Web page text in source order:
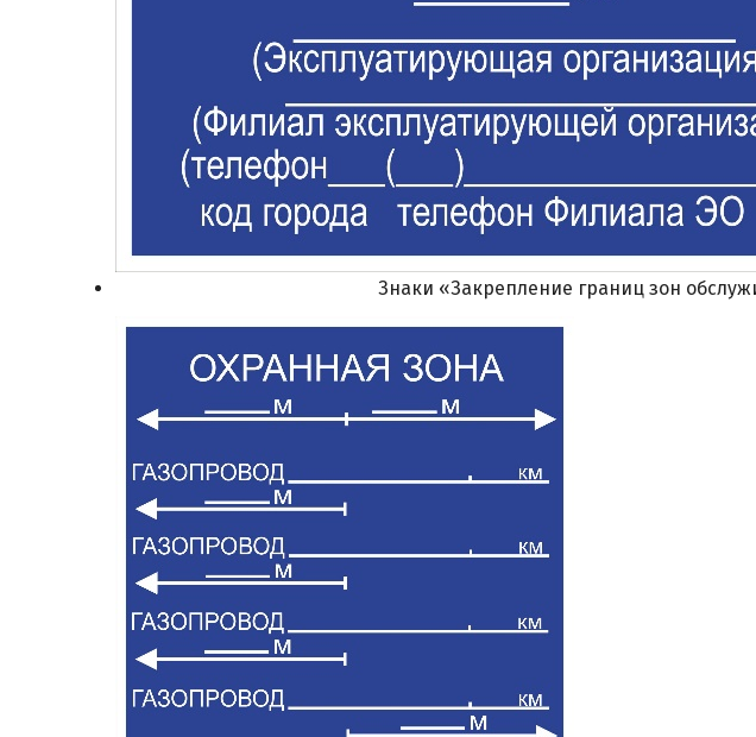
Знаки «Закрепление границ зон